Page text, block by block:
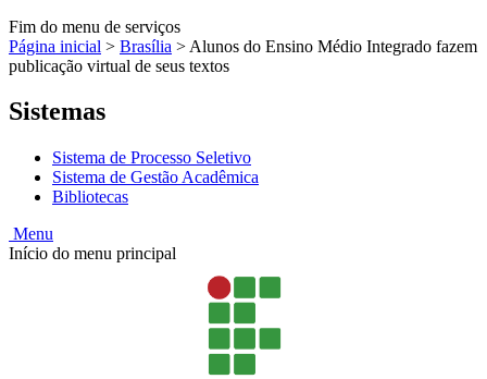
Fim do menu de serviços
Página inicial > Brasília > Alunos do Ensino Médio Integrado fazem
publicação virtual de seus textos
Sistemas
Sistema de Processo Seletivo
Sistema de Gestão Acadêmica
Bibliotecas
Menu
Início do menu principal